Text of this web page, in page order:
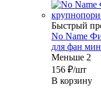
Быстрый
No Name
для фан
Меньше 2
156 ₽/шт
В корзину